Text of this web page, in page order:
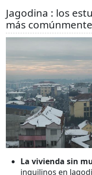
Jagodina : los
más
La vivienda sin
inquilinos en